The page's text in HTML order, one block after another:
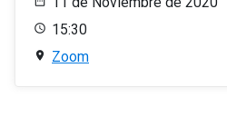
15:30
Zoom